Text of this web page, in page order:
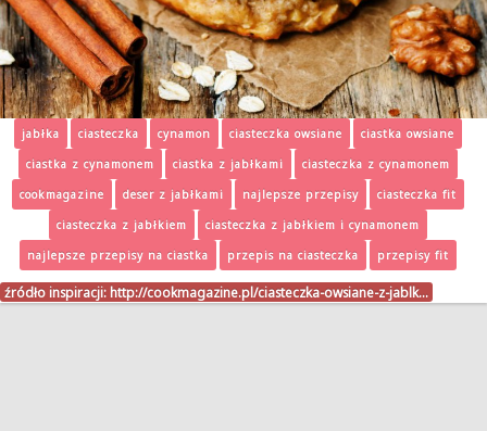
jabłka ciasteczka cynamon ciasteczka owsiane
ciastka owsiane
ciastka z cynamonem
ciastka z jabłkami
ciasteczka z cynamonem
cookmagazine
deser z jabłkami najlepsze przepisy
ciasteczka fit
ciasteczka z jabłkiem
ciasteczka z jabłkiem i cynamonem
najlepsze przepisy na ciastka
przepis na ciasteczka przepisy fit
źródło inspiracji: http://cookmagazine.pl/ciasteczka-owsiane-z-jablk…